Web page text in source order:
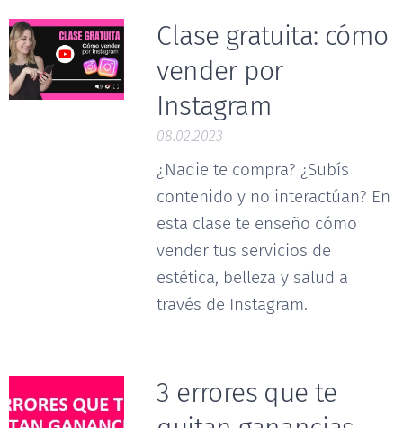
Clase gratuita: cómo
vender por
Instagram
08.02.2023
¿Nadie te compra? ¿Subís
contenido y no interactúan? En
esta clase te enseño cómo
vender tus servicios de
estética, belleza y salud a
través de Instagram.
3 errores que te